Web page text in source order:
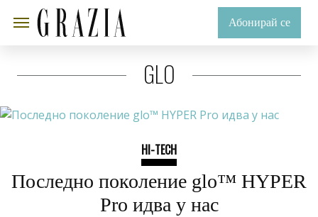
Абонирай се
GLO
HI-TECH
Последно поколение glo™ HYPER
Pro идва у нас